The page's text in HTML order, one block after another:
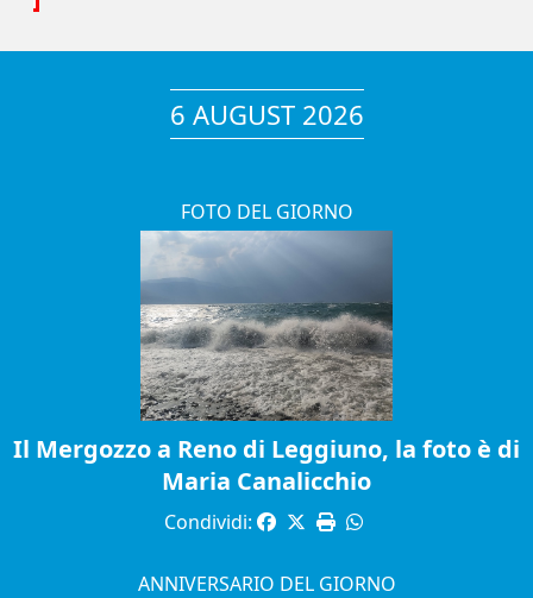
6 AUGUST 2026
FOTO DEL GIORNO
Il Mergozzo a Reno di Leggiuno, la foto è di
Maria Canalicchio
Condividi:
ANNIVERSARIO DEL GIORNO